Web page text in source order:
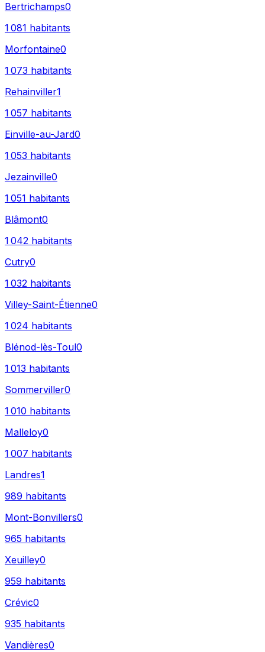
Bertrichamps0
1 081 habitants
Morfontaine0
1 073 habitants
Rehainviller1
1 057 habitants
Einville-au-Jard0
1 053 habitants
Jezainville0
1 051 habitants
Blâmont0
1 042 habitants
Cutry0
1 032 habitants
Villey-Saint-Étienne0
1 024 habitants
Blénod-lès-Toul0
1 013 habitants
Sommerviller0
1 010 habitants
Malleloy0
1 007 habitants
Landres1
989 habitants
Mont-Bonvillers0
965 habitants
Xeuilley0
959 habitants
Crévic0
935 habitants
Vandières0